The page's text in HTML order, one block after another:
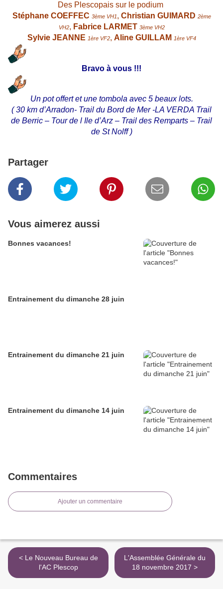
Des Plescopais sur le podium
Stéphane COEFFEC 3ème VH1, Christian GUIMARD 2ème
VH2, Fabrice LARMET 3ème VH2
Sylvie JEANNE 1ère VF2, Aline GUILLAM 1ère VF4
Bravo à vous !!!
Un pot offert et une tombola avec 5 beaux lots.
( 30 km d’Arradon- Trail du Bord de Mer -LA VERDA Trail
de Berric – Tour de l Ile d’Arz – Trail des Remparts – Trail
de St Nolff )
Partager
Vous aimerez aussi
Bonnes vacances!
Entrainement du dimanche 28 juin
Entrainement du dimanche 21 juin
Entrainement du dimanche 14 juin
Commentaires
Ajouter un commentaire
< Le Nouveau Bureau de
l'AC Plescop
L'Assemblée Générale du
18 novembre 2017 >